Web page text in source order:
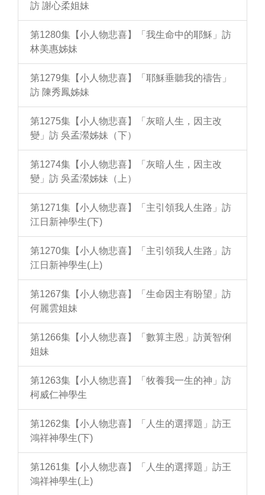
訪 謝心柔姐妹
第1280集【小人物悲喜】「我生命中的耶穌」訪
林美惠姊妹
第1279集【小人物悲喜】「耶穌垂聽我的禱告」
訪 陳秀鳳姊妹
第1275集【小人物悲喜】「灰暗人生，因主改
變」訪 吳孟瀠姊妹（下）
第1274集【小人物悲喜】「灰暗人生，因主改
變」訪 吳孟瀠姊妹（上）
第1271集【小人物悲喜】「主引領我人生路」訪
江日新神學生(下)
第1270集【小人物悲喜】「主引領我人生路」訪
江日新神學生(上)
第1267集【小人物悲喜】「生命因主有盼望」訪
何麗雲姐妹
第1266集【小人物悲喜】「數算主恩」訪黃智俐
姐妹
第1263集【小人物悲喜】「牧養我一生的神」訪
柯威仁神學生
第1262集【小人物悲喜】「人生的選擇題」訪王
鴻祥神學生(下)
第1261集【小人物悲喜】「人生的選擇題」訪王
鴻祥神學生(上)